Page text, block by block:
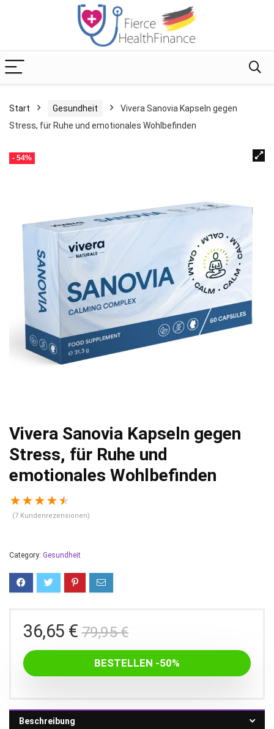
Start Gesundheit
Vivera Sanovia Kapseln gegen
Stress, für Ruhe und emotionales Wohlbefinden
- 54%
Vivera Sanovia Kapseln gegen
Stress, für Ruhe und
emotionales Wohlbefinden
★★★★★
(7 Kundenrezensionen)
Category: Gesundheit
79,95€Ursprünglicher
Preis
war:
79,95 €
36,65 €
Aktueller
Preis
ist:
36,65 €.
BESTELLEN -50%
Beschreibung